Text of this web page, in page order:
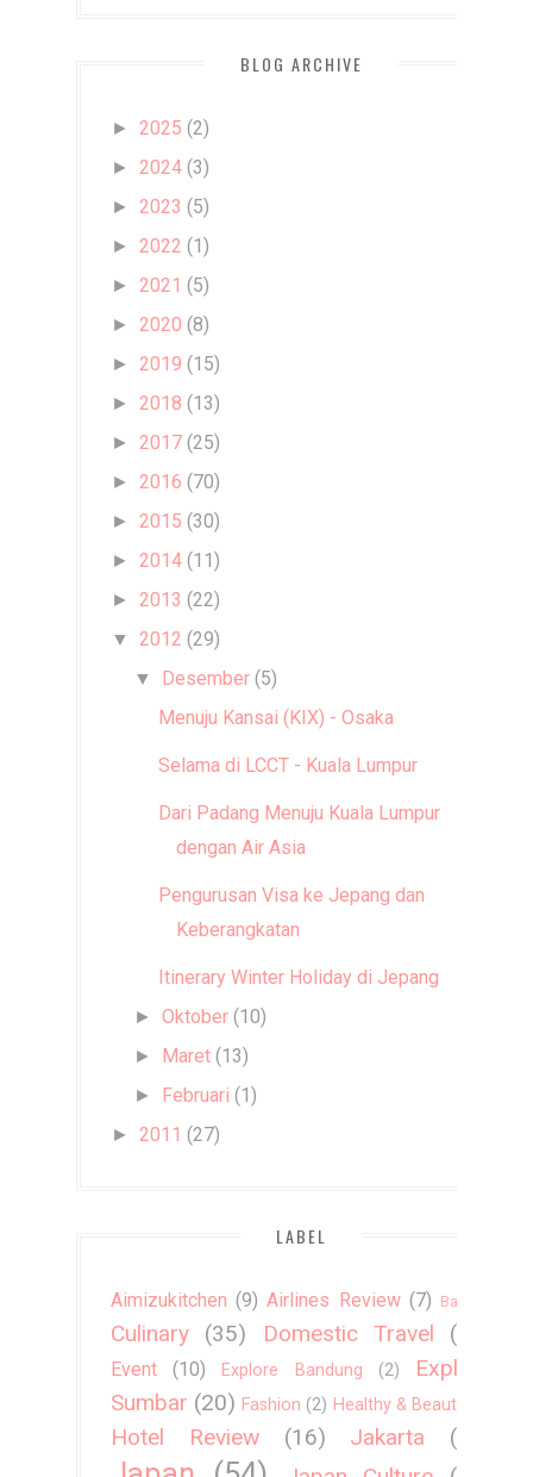
BLOG ARCHIVE
► 2025 (2)
► 2024 (3)
► 2023 (5)
► 2022 (1)
► 2021 (5)
► 2020 (8)
► 2019 (15)
► 2018 (13)
► 2017 (25)
► 2016 (70)
► 2015 (30)
► 2014 (11)
► 2013 (22)
▼ 2012 (29)
▼ Desember (5)
Menuju Kansai (KIX) - Osaka
Selama di LCCT - Kuala Lumpur
Dari Padang Menuju Kuala Lumpur
dengan Air Asia
Pengurusan Visa ke Jepang dan
Keberangkatan
Itinerary Winter Holiday di Jepang
►Oktober (10)
► Maret (13)
► Februari (1)
► 2011 (27)
LABEL
Aimizukitchen (9) Airlines Review (7) Bali
Culinary (35) Domestic Travel (24)
Event (10) Explore Bandung (2)
Explore
Sumbar (20) Fashion (2) Healthy & Beauty
Hotel Review (16) Jakarta (20)